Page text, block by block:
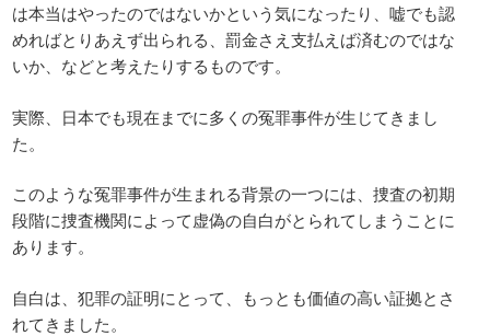
は本当はやったのではないかという気になったり、嘘でも認
めればとりあえず出られる、罰金さえ支払えば済むのではな
いか、などと考えたりするものです。
実際、日本でも現在までに多くの冤罪事件が生じてきまし
た。
このような冤罪事件が生まれる背景の一つには、捜査の初期
段階に捜査機関によって虚偽の自白がとられてしまうことに
あります。
自白は、犯罪の証明にとって、もっとも価値の高い証拠とさ
れてきました。